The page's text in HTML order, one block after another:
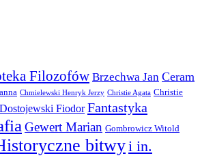
Filozofów Brzechwa Jan Ceram
Chmielewski Henryk Jerzy Christie Agata Christie
Dostojewski Fiodor Fantastyka
Gewert Marian Gombrowicz Witold
bitwyi in.